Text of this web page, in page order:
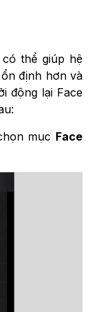
thể giúp hệ
định hơn và
động lại Face
mục Face